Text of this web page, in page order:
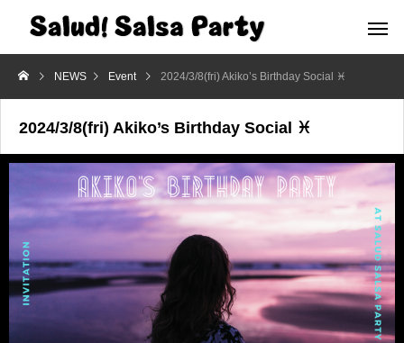
NEWS Event 2024/3/8(fri) Akiko’s Birthday Social ♓
2024/3/8(fri) Akiko’s Birthday Social ♓